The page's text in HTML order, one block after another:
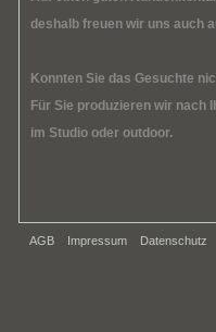
AGB Impressum Datenschutz
deshalb freuen wir uns auch
Konnten Sie das Gesuchte
Für Sie produzieren wir nach
im Studio oder outdoor.